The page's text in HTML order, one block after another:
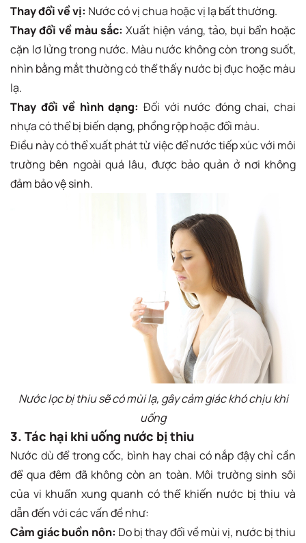
Thay đổi về vị: Nước có vị chua hoặc vị lạ bất thường.
Thay đổi về màu sắc: Xuất hiện váng, tảo, bụi bẩn hoặc
cặn lơ lửng trong nước. Màu nước không còn trong suốt,
nhìn bằng mắt thường có thể thấy nước bị đục hoặc màu
lạ.
Thay đổi về hình dạng: Đối với nước đóng chai, chai
nhựa có thể bị biến dạng, phồng rộp hoặc đổi màu.
Điều này có thể xuất phát từ việc để nước tiếp xúc với môi
trường bên ngoài quá lâu, được bảo quản ở nơi không
đảm bảo vệ sinh.
Nước lọc bị thiu sẽ có mùi lạ, gây cảm giác khó chịu khi
uống
3. Tác hại khi uống nước bị thiu
Nước dù để trong cốc, bình hay chai có nắp đậy chỉ cần
để qua đêm đã không còn an toàn. Môi trường sinh sôi
của vi khuẩn xung quanh có thể khiến nước bị thiu và
dẫn đến với các vấn đề như:
Cảm giác buồn nôn: Do bị thay đổi về mùi vị, nước bị thiu